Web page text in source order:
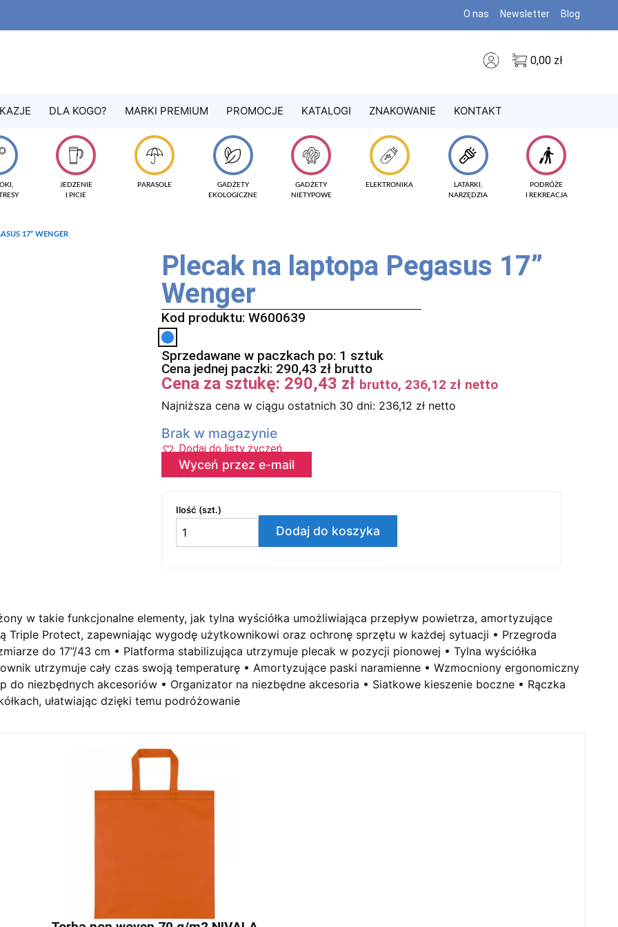
O nas Newsletter Blog
0,00 zł
DLA KOGO? MARKI PREMIUM PROMOCJE KATALOGI ZNAKOWANIE KONTAKT
JEDZENIE
I PICIE
PARASOLE
GADŻETY
EKOLOGICZNE
GADŻETY
NIETYPOWE
ELEKTRONIKA
LATARKI,
NARZĘDZIA
PODRÓŻE
I REKREACJA
17” WENGER
Plecak na laptopa Pegasus 17”
Wenger
Kod produktu: W600639
Sprzedawane w paczkach po: 1 sztuk
Cena jednej paczki: 290,43 zł brutto
Cena za sztukę: 290,43 zł brutto, 236,12 zł netto
Najniższa cena w ciągu ostatnich 30 dni: 236,12 zł netto
Brak w magazynie
Dodaj do listy życzeń
Wyceń przez e-mail
Ilość (szt.)
Dodaj do koszyka
w takie funkcjonalne elementy, jak tylna wyściółka umożliwiająca przepływ powietrza, amortyzujące
Triple Protect, zapewniając wygodę użytkownikowi oraz ochronę sprzętu w każdej sytuacji • Przegroda
do 17”/43 cm • Platforma stabilizująca utrzymuje plecak w pozycji pionowej • Tylna wyściółka
utrzymuje cały czas swoją temperaturę • Amortyzujące paski naramienne • Wzmocniony ergonomiczny
do niezbędnych akcesoriów • Organizator na niezbędne akcesoria • Siatkowe kieszenie boczne • Rączka
ułatwiając dzięki temu podróżowanie